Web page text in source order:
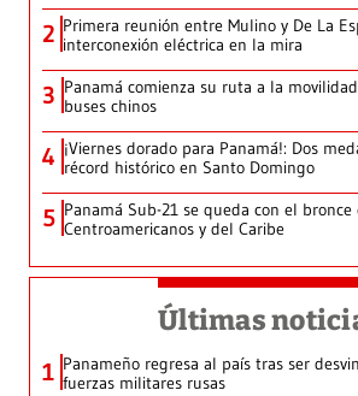
2 Primera reunión entre Mulino y De La
interconexión eléctrica en la mira
3 Panamá comienza su ruta a la
buses chinos
4 ¡Viernes dorado para Panamá!: Dos
récord histórico en Santo Domingo
5 Panamá Sub-21 se queda con el bronce
Centroamericanos y del Caribe
Últimas
1 Panameño regresa al país tras ser
fuerzas militares rusas